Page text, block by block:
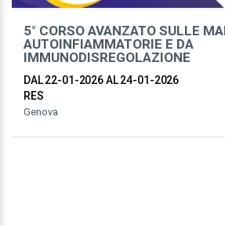
5° CORSO AVANZATO SULLE
AUTOINFIAMMATORIE E DA
IMMUNODISREGOLAZIONE
DAL 22-01-2026AL 24-01-2026
RES
Genova